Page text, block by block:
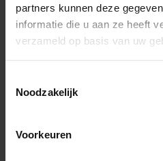
partners kunnen deze
informatie die u aan ze heeft
verzameld op basis van uw
Noodzakelijk
Voorkeuren
onderhandse aanbesteding
14/05593)